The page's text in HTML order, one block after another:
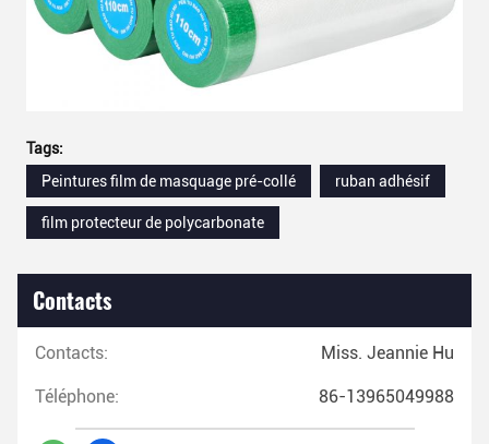
Tags:
Peintures film de masquage pré-collé
ruban adhésif
film protecteur de polycarbonate
Contacts
Contacts: Miss. Jeannie Hu
Téléphone: 86-13965049988